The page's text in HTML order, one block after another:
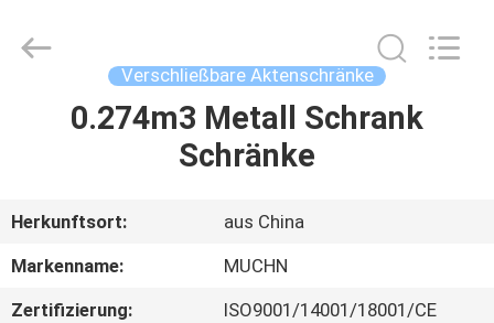
HAUS
ÜBER
UNS
Rights
Reserved.
Verschließbare Aktenschränke
0.274m3 Metall Schrank
Schränke
Herkunftsort:
aus China
Markenname:
MUCHN
Zertifizierung:
ISO9001/14001/18001/CE